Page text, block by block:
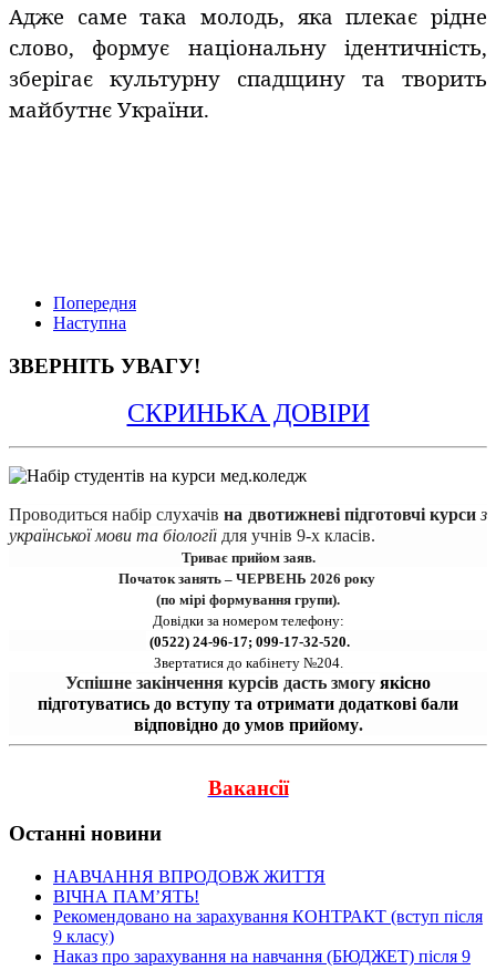
Адже саме така молодь, яка плекає рідне
слово, формує національну ідентичність,
зберігає культурну спадщину та творить
майбутнє України.
Попередня
Наступна
ЗВЕРНІТЬ УВАГУ!
СКРИНЬКА ДОВІРИ
Проводиться набір слухачів на двотижневі підготовчі курси з
української мови та біології для учнів 9-х класів.
Триває прийом заяв.
Початок занять – ЧЕРВЕНЬ 2026 року
(по мірі формування групи).
Довідки за номером телефону:
(0522) 24-96-17; 099-17-32-520.
Звертатися до кабінету №204.
Успішне закінчення курсів дасть змогу якісно
підготуватись до вступу та отримати додаткові бали
відповідно до умов прийому.
Вакансії
Останні новини
НАВЧАННЯ ВПРОДОВЖ ЖИТТЯ
ВІЧНА ПАМʼЯТЬ!
Рекомендовано на зарахування КОНТРАКТ (вступ після
9 класу)
Наказ про зарахування на навчання (БЮДЖЕТ) після 9